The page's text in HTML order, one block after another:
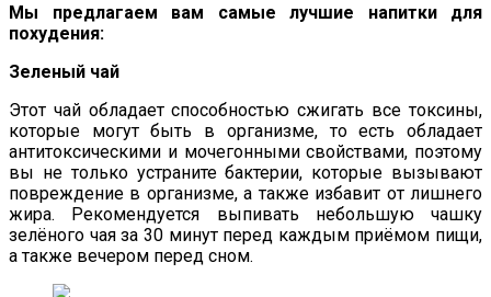
Мы предлагаем вам самые лучшие напитки для
похудения:
Зеленый чай
Этот чай обладает способностью сжигать все токсины,
которые могут быть в организме, то есть обладает
антитоксическими и мочегонными свойствами, поэтому
вы не только устраните бактерии, которые вызывают
повреждение в организме, а также избавит от лишнего
жира. Рекомендуется выпивать небольшую чашку
зелёного чая за 30 минут перед каждым приёмом пищи,
а также вечером перед сном.